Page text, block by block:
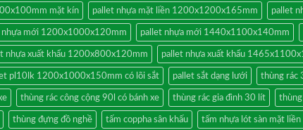
mặt kín pallet nhựa mặt liền 1200x1200x165mm pallet
nhựa mới 1200x1000x120mm pallet nhựa mới 1440x1100x140mm
nhựa xuất khẩu 1200x800x120mm pallet nhựa xuất khẩu
pl10lk 1200x1000x150mm có lõi sắt pallet sắt dạng lưới thùng rác
thùng rác công cộng 90l có bánh xe thùng rác gia đình 30 lít
thùng đựng đồ nghề tấm coppha sân khấu tấm nhựa lót sàn mặt